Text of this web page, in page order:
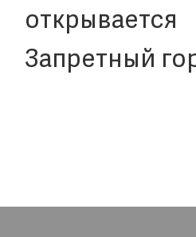
Запретный